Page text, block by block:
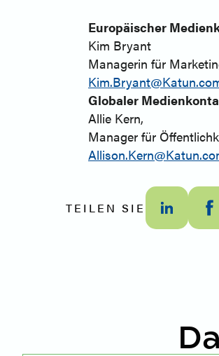
Europäischer
Kim Bryant
Managerin für
Globaler
Allie Kern,
Manager für
TEILEN SIE